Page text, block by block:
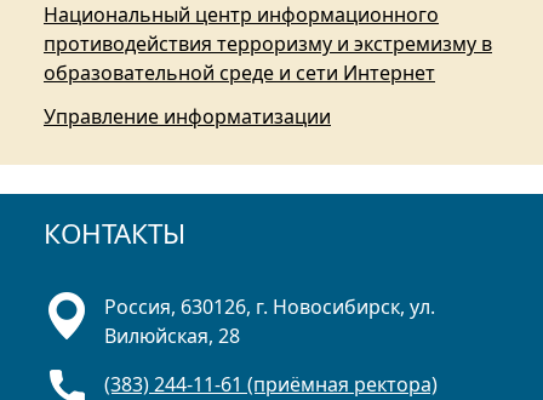
Национальный центр информационного
противодействия терроризму и экстремизму в
образовательной среде и сети Интернет
Управление информатизации
КОНТАКТЫ
Россия, 630126, г. Новосибирск, ул.
Вилюйская, 28
(383) 244-11-61 (приёмная ректора)